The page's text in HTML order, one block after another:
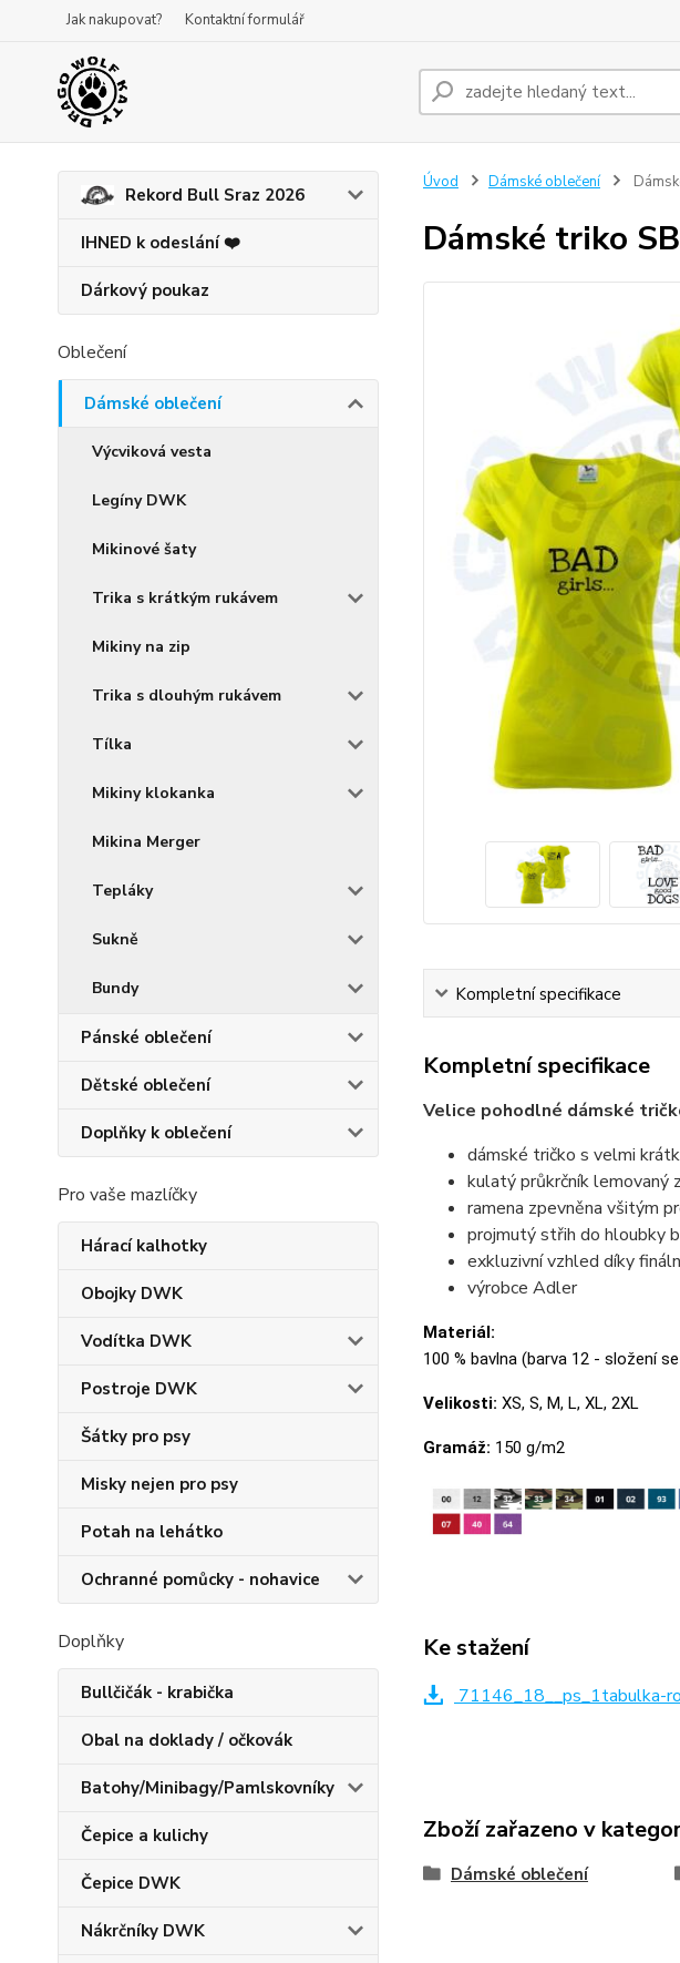
Jak nakupovat? Kontaktní formulář
Rekord Bull Sraz 2026
IHNED k odeslání ❤️
Dárkový poukaz
Oblečení
Dámské oblečení
Výcviková vesta
Legíny DWK
Mikinové šaty
Trika s krátkým rukávem
Mikiny na zip
Trika s dlouhým rukávem
Tílka
Mikiny klokanka
Mikina Merger
Tepláky
Sukně
Bundy
Pánské oblečení
Dětské oblečení
Doplňky k oblečení
Pro vaše mazlíčky
Hárací kalhotky
Obojky DWK
Vodítka DWK
Postroje DWK
Šátky pro psy
Misky nejen pro psy
Potah na lehátko
Ochranné pomůcky - nohavice
Doplňky
Bullčičák - krabička
Obal na doklady / očkovák
Batohy/Minibagy/Pamlskovníky
Čepice a kulichy
Čepice DWK
Nákrčníky DWK
Úvod Dámské oblečení
Dámské triko
Kompletní specifikace
Kompletní specifikace
Velice pohodlné dámské
dámské tričko s velmi
kulatý průkrčník lemovaný
ramena zpevněna všitým
projmutý střih do hloubky
exkluzivní vzhled díky
výrobce Adler
Materiál:
100 % bavlna (barva 12 - složení
Velikosti: XS, S, M, L, XL, 2XL
Gramáž: 150 g/m2
Ke stažení
71146_18__ps_1tabulka-
Zboží zařazeno v
Dámské oblečení